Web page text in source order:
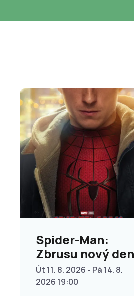
Spider-Man:
Zbrusu nový den
Út 11. 8. 2026 - Pá 14. 8.
2026 19:00